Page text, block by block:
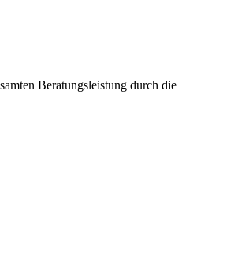
Beratungsleistung durch die